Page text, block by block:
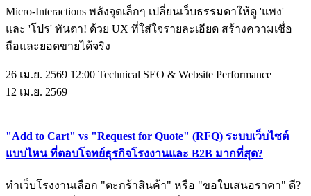
Micro-Interactions พลังจุดเล็กๆ เปลี่ยนเว็บธรรมดาให้ดู 'แพง'
และ 'โปร' ทันตา! ด้วย UX ที่ใส่ใจรายละเอียด สร้างความเชื่อ
ถือและยอดขายได้จริง
26 เม.ย. 2569 12:00 Technical SEO & Website Performance
12 เม.ย. 2569
"Add to Cart" vs "Request for Quote" (RFQ) ระบบเว็บไซต์
แบบไหน ที่ตอบโจทย์ธุรกิจโรงงานและ B2B มากที่สุด?
ทำเว็บโรงงานเลือก "ตะกร้าสินค้า" หรือ "ขอใบเสนอราคา" ดี?